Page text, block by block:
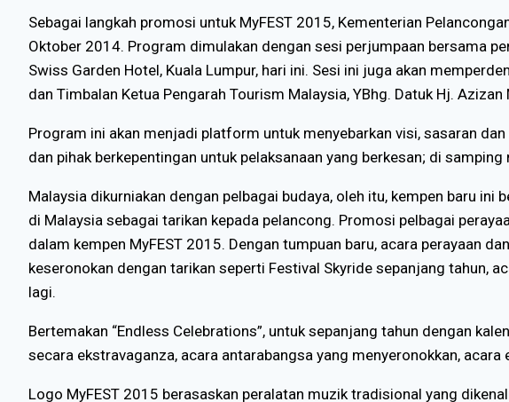
Sebagai langkah promosi untuk MyFEST 2015, Kementerian
Oktober 2014. Program dimulakan dengan sesi perjumpaan bersama
Swiss Garden Hotel, Kuala Lumpur, hari ini. Sesi ini juga akan
dan Timbalan Ketua Pengarah Tourism Malaysia, YBhg. Datuk Hj. Azizan
Program ini akan menjadi platform untuk menyebarkan visi, sasaran
dan pihak berkepentingan untuk pelaksanaan yang berkesan; di
Malaysia dikurniakan dengan pelbagai budaya, oleh itu, kempen baru
di Malaysia sebagai tarikan kepada pelancong. Promosi pelbagai
dalam kempen MyFEST 2015. Dengan tumpuan baru, acara perayaan
keseronokan dengan tarikan seperti Festival Skyride sepanjang tahun,
lagi.
Bertemakan “Endless Celebrations”, untuk sepanjang tahun dengan
secara ekstravaganza, acara antarabangsa yang menyeronokkan,
Logo MyFEST 2015 berasaskan peralatan muzik tradisional yang